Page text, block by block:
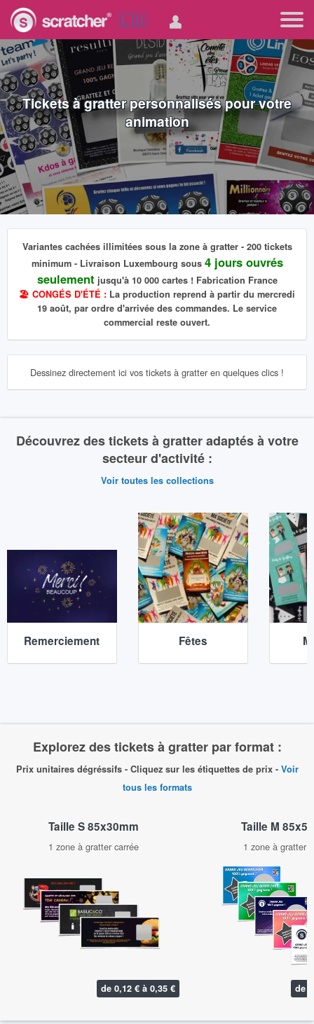
🇱🇺
Tickets à gratter personnalisés pour votre
animation
Variantes cachées illimitéessous la zone à gratter - 200 tickets
minimum - Livraison Luxembourg sous 4 jours ouvrés
seulement jusqu'à 10 000 cartes ! Fabrication France
🏖️ CONGÉS D'ÉTÉ : La production reprend à partir du mercredi
19 août, par ordre d'arrivée des commandes. Le service
commercial reste ouvert.
Dessinez directement ici vos tickets à gratter en quelques clics !
Découvrez des tickets à gratter adaptés à votre
secteur d'activité :
Voir toutes les collections
Remerciement Fêtes
Explorez des tickets à gratter par format :
Prix unitaires dégréssifs - Cliquez sur les étiquettes de prix - Voir
tous les formats
Taille S 85x30mm
1 zone à gratter carrée
de 0,12 € à 0,35 €
Taille M
1 zone à gratter
de